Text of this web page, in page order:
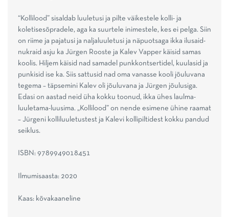
“Kollilood” sisaldab luuletusi ja pilte väikestele kolli- ja
koletisesõpradele, aga ka suurtele inimestele, kes ei pelga. Siin
on riime ja pajatusi ja naljaluuletusi ja näpuotsaga ikka ilusaid-
nukraid asju ka Jürgen Rooste ja Kalev Vapper käisid samas
koolis. Hiljem käisid nad samadel punkkontsertidel, kuulasid ja
punkisid ise ka. Siis sattusid nad oma vanasse kooli jõuluvana
tegema – täpsemini Kalev oli jõuluvana ja Jürgen jõulusiga.
Edasi on aastad neid üha kokku toonud, ikka ühes laulma-
luuletama-luusima. „Kollilood” on nende esimene ühine raamat
– Jürgeni kolliluuletustest ja Kalevi kollipiltidest kokku pandud
seiklus.
ISBN: 9789949018451
Ilmumisaasta: 2020
Kaas: kõvakaaneline